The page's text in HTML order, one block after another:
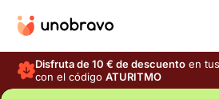
Disfruta de 10 € de descuento en
con el códigoATURITMO